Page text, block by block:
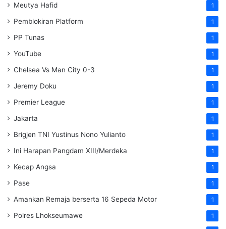
Meutya Hafid 1
Pemblokiran Platform 1
PP Tunas 1
YouTube 1
Chelsea Vs Man City 0-3 1
Jeremy Doku 1
Premier League 1
Jakarta 1
Brigjen TNI Yustinus Nono Yulianto 1
Ini Harapan Pangdam XIII/Merdeka 1
Kecap Angsa 1
Pase 1
Amankan Remaja berserta 16 Sepeda Motor 1
Polres Lhokseumawe 1